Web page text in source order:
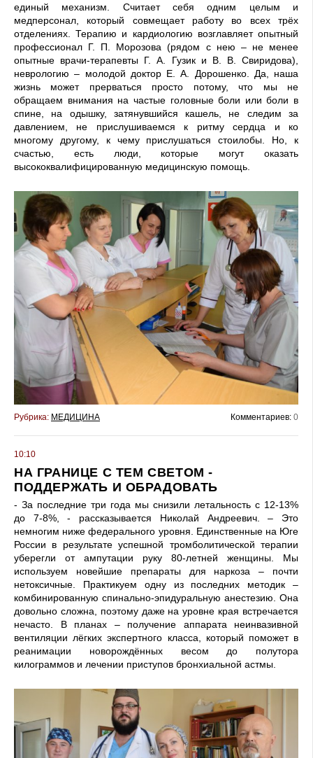
единый механизм. Считает себя одним целым и
медперсонал, который совмещает работу во всех трёх
отделениях. Терапию и кардиологию возглавляет опытный
профессионал Г. П. Морозова (рядом с нею – не менее
опытные врачи-терапевты Г. А. Гузик и В. В. Свиридова),
неврологию – молодой доктор Е. А. Дорошенко. Да, наша
жизнь может прерваться просто потому, что мы не
обращаем внимания на частые головные боли или боли в
спине, на одышку, затянувшийся кашель, не следим за
давлением, не прислушиваемся к ритму сердца и ко
многому другому, к чему прислушаться стоилобы. Но, к
счастью, есть люди, которые могут оказать
высококвалифицированную медицинскую помощь.
Рубрика: МЕДИЦИНА Комментариев: 0
10:10
НА ГРАНИЦЕ С ТЕМ СВЕТОМ -
ПОДДЕРЖАТЬ И ОБРАДОВАТЬ
- За последние три года мы снизили летальность с 12-13%
до 7-8%, - рассказывается Николай Андреевич. – Это
немногим ниже федерального уровня. Единственные на Юге
России в результате успешной тромболитической терапии
уберегли от ампутации руку 80-летней женщины. Мы
используем новейшие препараты для наркоза – почти
нетоксичные. Практикуем одну из последних методик –
комбинированную спинально-эпидуральную анестезию. Она
довольно сложна, поэтому даже на уровне края встречается
нечасто. В планах – получение аппарата неинвазивной
вентиляции лёгких экспертного класса, который поможет в
реанимации новорождённых весом до полутора
килограммов и лечении приступов бронхиальной астмы.